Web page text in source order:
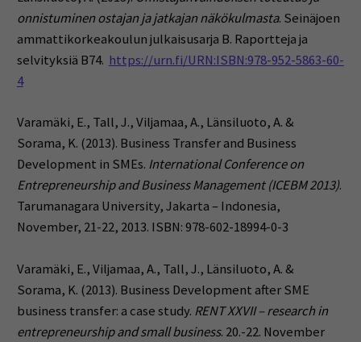
onnistuminen ostajan ja jatkajan näkökulmasta. Seinäjoen
ammattikorkeakoulun julkaisusarja B. Raportteja ja
selvityksiä B74. https://urn.fi/URN:ISBN:978-952-5863-60-
4
Varamäki, E., Tall, J., Viljamaa, A., Länsiluoto, A. &
Sorama, K. (2013). Business Transfer and Business
Development in SMEs. International Conference on
Entrepreneurship and Business Management (ICEBM 2013).
Tarumanagara University, Jakarta – Indonesia,
November, 21-22, 2013. ISBN: 978-602-18994-0-3
Varamäki, E., Viljamaa, A., Tall, J., Länsiluoto, A. &
Sorama, K. (2013). Business Development after SME
business transfer: a case study. RENT XXVII – research in
entrepreneurship and small business. 20.-22. November